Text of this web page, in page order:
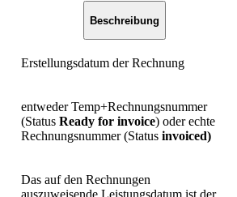
Beschreibung
Erstellungsdatum der Rechnung
entweder Temp+Rechnungsnummer
(Status Ready for invoice) oder echte
Rechnungsnummer (Status invoiced)
Das auf den Rechnungen